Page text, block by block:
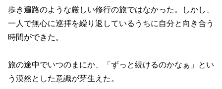
歩き遍路のような厳しい修行の旅ではなかった。しかし、
一人で無心に巡拝を繰り返しているうちに自分と向き合う
時間ができた。
旅の途中でいつのまにか、「ずっと続けるのかなぁ」とい
う漠然とした意識が芽生えた。